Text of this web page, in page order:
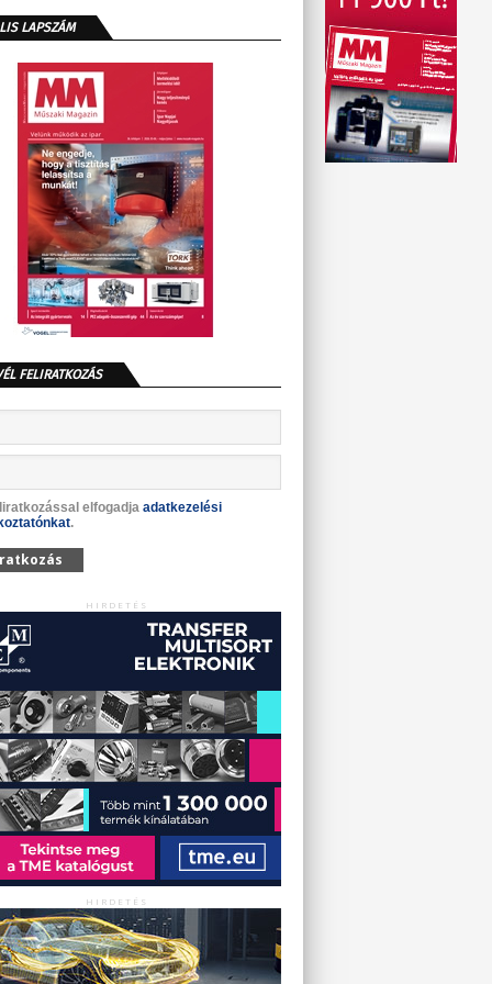
LAPSZÁM
FELIRATKOZÁS
elfogadja adatkezelési
.
HIRDETÉS
HIRDETÉS